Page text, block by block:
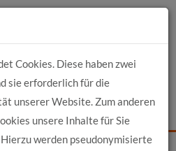
Login Suche
Kontakt
Cookies. Diese haben zwei
sie erforderlich für die
unserer Website. Zum anderen
unsere Inhalte für Sie
werden pseudonymisierte